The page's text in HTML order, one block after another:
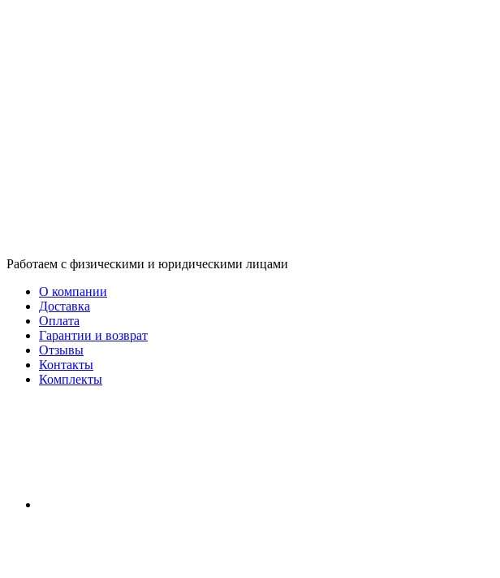
Работаем с физическими и юридическими лицами
О компании
Доставка
Оплата
Гарантии и возврат
Отзывы
Контакты
Комплекты